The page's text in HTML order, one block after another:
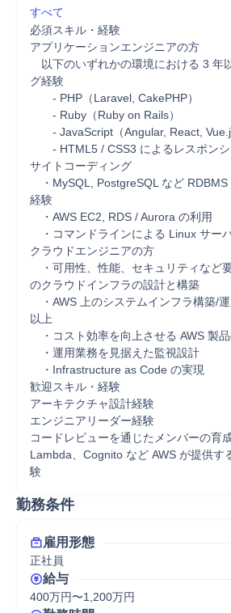
すべて
必須スキル・経験
アプリケーションエンジニアの方
以下のいずれかの環境における 3 年
グ経験
- PHP（Laravel, CakePHP）
- Ruby（Ruby on Rails）
- JavaScript（Angular, React,
- HTML5 / CSS3 によるレスポンシ
サイトコーディング
・MySQL, PostgreSQL など RDBMS
経験
・AWS EC2, RDS / Aurora の利用
・コマンドラインによる Linux サー
クラウドエンジニアの方
・可用性、性能、セキュリティなど
のクラウドインフラの設計と構築
・AWS 上のシステムインフラ構築/
以上
・コスト効率を向上させる AWS 製
・運用業務を見据えた監視設計
・Infrastructure as Code の実現
歓迎スキル・経験
アーキテクチャ設計経験
エンジニアリーダー経験
コードレビューを通じたメンバーの育
Lambda、Cognito など AWS が提供す
験
勤務条件
雇用形態
正社員
給与
400万円〜1,200万円